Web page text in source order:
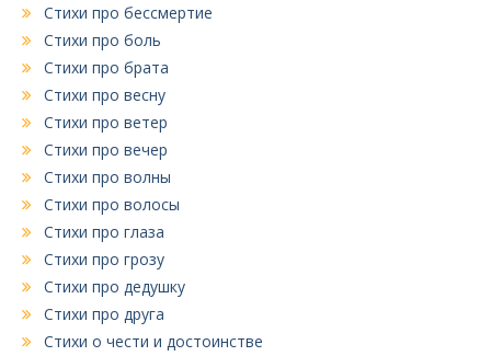
Стихи про бессмертие
Стихи про боль
Стихи про брата
Стихи про весну
Стихи про ветер
Стихи про вечер
Стихи про волны
Стихи про волосы
Стихи про глаза
Стихи про грозу
Стихи про дедушку
Стихи про друга
Стихи о чести и достоинстве